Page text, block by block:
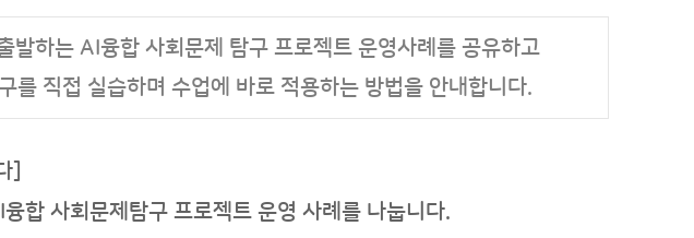
발하는 AI융합 사회문제 탐구 프로젝트 운영사례를 공유하고
를 직접 실습하며 수업에 바로 적용하는 방법을 안내합니다.
]
합 사회문제탐구 프로젝트 운영 사례를 나눕니다.